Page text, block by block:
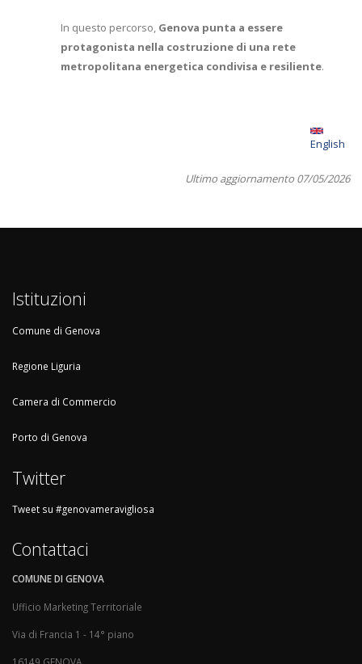
In questo percorso, Genova punta a essere
protagonista nella costruzione di una rete
metropolitana energetica condivisa e resiliente.
English
Ultimo aggiornamento 07/05/2026
Istituzioni
Comune di Genova
Regione Liguria
Camera di Commercio
Porto di Genova
Twitter
Tweet su #genovameravigliosa
Contattaci
COMUNE DI GENOVA
Ufficio Marketing Territoriale
Via di Francia 1 - 14° piano